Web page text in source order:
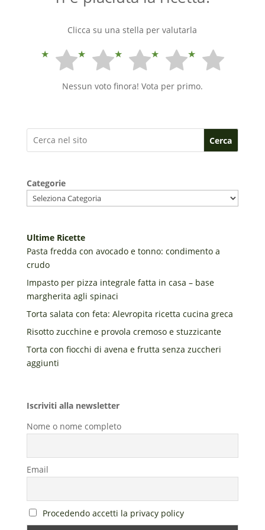
Clicca su una stella per valutarla
Nessun voto finora! Vota per primo.
Cerca
Categorie
Ultime Ricette
Pasta fredda con avocado e tonno: condimento a
crudo
Impasto per pizza integrale fatta in casa – base
margherita agli spinaci
Torta salata con feta: Alevropita ricetta cucina greca
Risotto zucchine e provola cremoso e stuzzicante
Torta con fiocchi di avena e frutta senza zuccheri
aggiunti
Iscriviti alla newsletter
Nome o nome completo
Email
Procedendo accetti la privacy policy